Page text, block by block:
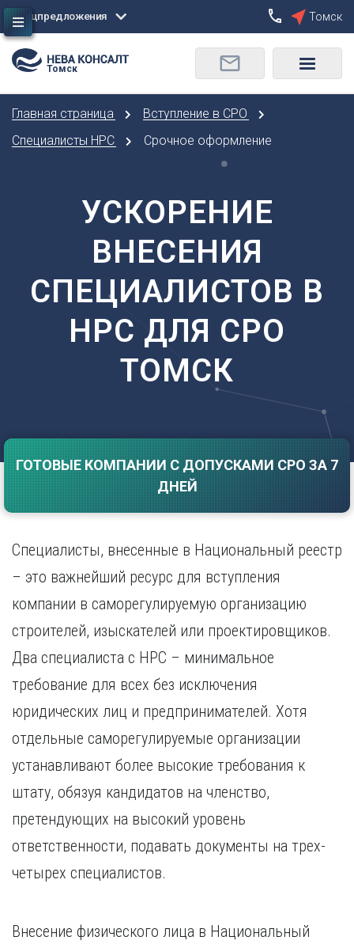
Сбросить
Москва
Санкт-Петербург
Барнаул
Белгород
В
Владивосток
Владикавказ
Екатеринбург
И
Иваново
Ижевск
К
Казань
Калининград
Калуга
Кемерово
Киров
Краснодар
Красноярск
Курган
Курск
Л
Липецк
М
Мурманск
Набережные Челны
О
Орел
Оренбург
П
Пермь
Р
Ростов-на-Дону
Рязань
С
Самара
Саратов
Севастополь
Симферополь
Сочи
Ставрополь
Т
Тамбов
Тольятти
Томск
Тула
Тюмень
У
Улан-Удэ
Ульяновск
Хабаровск
Ч
Чебоксары
Челябинск
Череповец
Спецпредложения Томск
Томск
Главная страница
Вступление в СРО
Специалисты НРС
Срочное оформление
УСКОРЕНИЕ
ВНЕСЕНИЯ
СПЕЦИАЛИСТОВ В
НРС ДЛЯ СРО
ТОМСК
ГОТОВЫЕ КОМПАНИИ С ДОПУСКАМИ СРО ЗА 7
ДНЕЙ
Специалисты, внесенные в Национальный реестр
– это важнейший ресурс для вступления
компании в саморегулируемую организацию
строителей, изыскателей или проектировщиков.
Два специалиста с НРС – минимальное
требование для всех без исключения
юридических лиц и предпринимателей. Хотя
отдельные саморегулируемые организации
устанавливают более высокие требования к
штату, обязуя кандидатов на членство,
претендующих на высокий уровень
ответственности, подавать документы на трех-
четырех специалистов.
Внесение физического лица в Национальный